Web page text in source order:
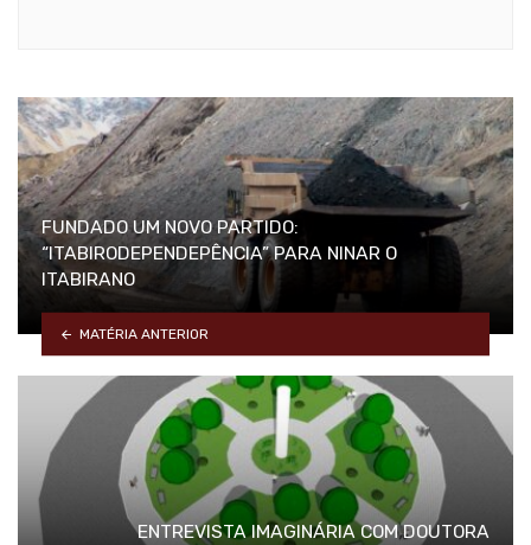
FUNDADO UM NOVO PARTIDO:
“ITABIRODEPENDEPÊNCIA” PARA NINAR O
ITABIRANO
MATÉRIA ANTERIOR
ENTREVISTA IMAGINÁRIA COM DOUTORA